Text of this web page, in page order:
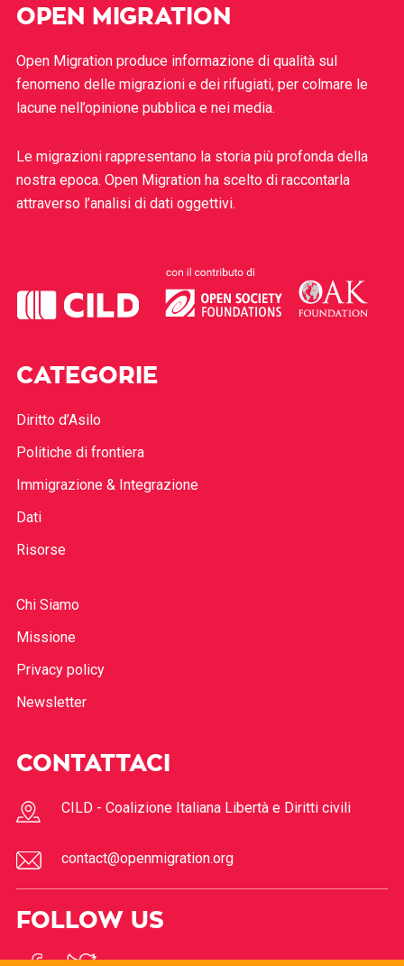
OPEN MIGRATION
Open Migration produce informazione di qualità sul
fenomeno delle migrazioni e dei rifugiati, per colmare le
lacune nell’opinione pubblica e nei media.
Le migrazioni rappresentano la storia più profonda della
nostra epoca. Open Migration ha scelto di raccontarla
attraverso l’analisi di dati oggettivi.
CATEGORIE
Diritto d’Asilo
Politiche di frontiera
Immigrazione & Integrazione
Dati
Risorse
Chi Siamo
Missione
Privacy policy
Newsletter
CONTATTACI
CILD - Coalizione Italiana Libertà e Diritti civili
contact@openmigration.org
FOLLOW US